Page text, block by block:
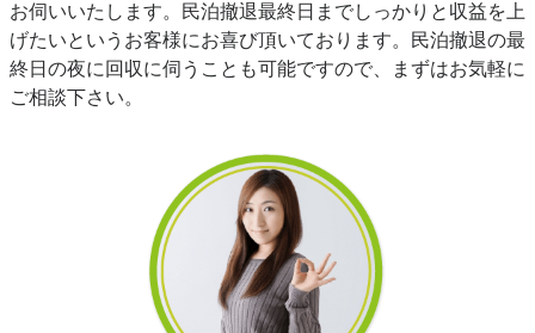
お伺いいたします。民泊撤退最終日までしっかりと収益を上
げたいというお客様にお喜び頂いております。民泊撤退の最
終日の夜に回収に伺うことも可能ですので、まずはお気軽に
ご相談下さい。